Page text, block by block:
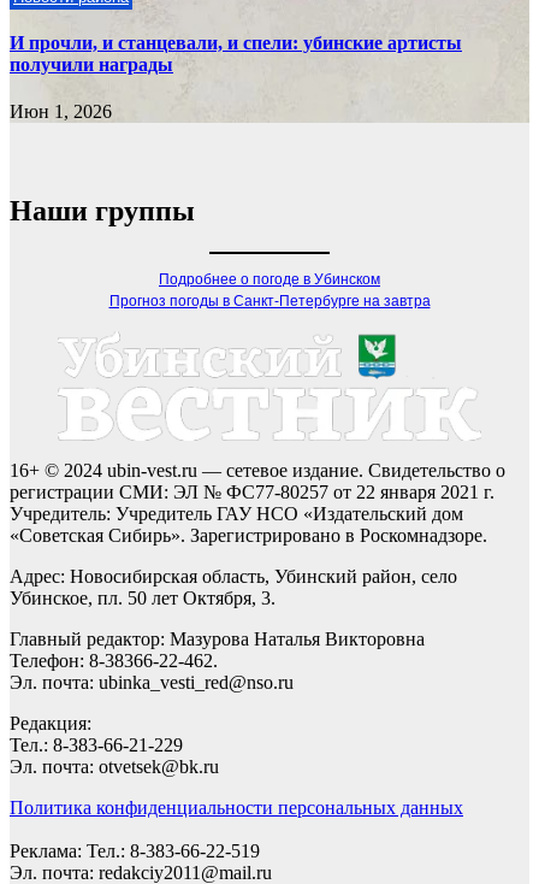
И прочли, и станцевали, и спели: убинские артисты
получили награды
Июн 1, 2026
Наши группы
Подробнее о погоде в Убинском
Прогноз погоды в Санкт-Петербурге на завтра
16+ © 2024 ubin-vest.ru — сетевое издание. Свидетельство о
регистрации СМИ: ЭЛ № ФС77-80257 от 22 января 2021 г.
Учредитель: Учредитель ГАУ НСО «Издательский дом
«Советская Сибирь». Зарегистрировано в Роскомнадзоре.
Адрес: Новосибирская область, Убинский район, село
Убинское, пл. 50 лет Октября, 3.
Главный редактор: Мазурова Наталья Викторовна
Телефон: 8-38366-22-462.
Эл. почта: ubinka_vesti_red@nso.ru
Редакция:
Тел.: 8-383-66-21-229
Эл. почта: otvetsek@bk.ru
Политика конфиденциальности персональных данных
Реклама: Тел.: 8-383-66-22-519
Эл. почта: redakciy2011@mail.ru